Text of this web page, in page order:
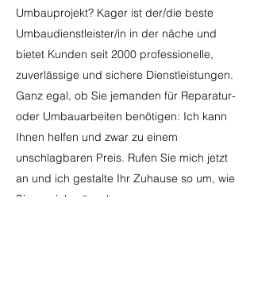
Umbauprojekt? Kager ist der/die beste
Umbaudienstleister/in in der näche und
bietet Kunden seit 2000 professionelle,
zuverlässige und sichere Dienstleistungen.
Ganz egal, ob Sie jemanden für Reparatur-
oder Umbauarbeiten benötigen: Ich kann
Ihnen helfen und zwar zu einem
unschlagbaren Preis. Rufen Sie mich jetzt
an und ich gestalte Ihr Zuhause so um, wie
Sie es sich wünschen.